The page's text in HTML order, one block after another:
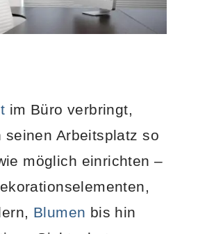
im Büro verbringt,
seinen Arbeitsplatz so
möglich einrichten –
Blumen bis hin